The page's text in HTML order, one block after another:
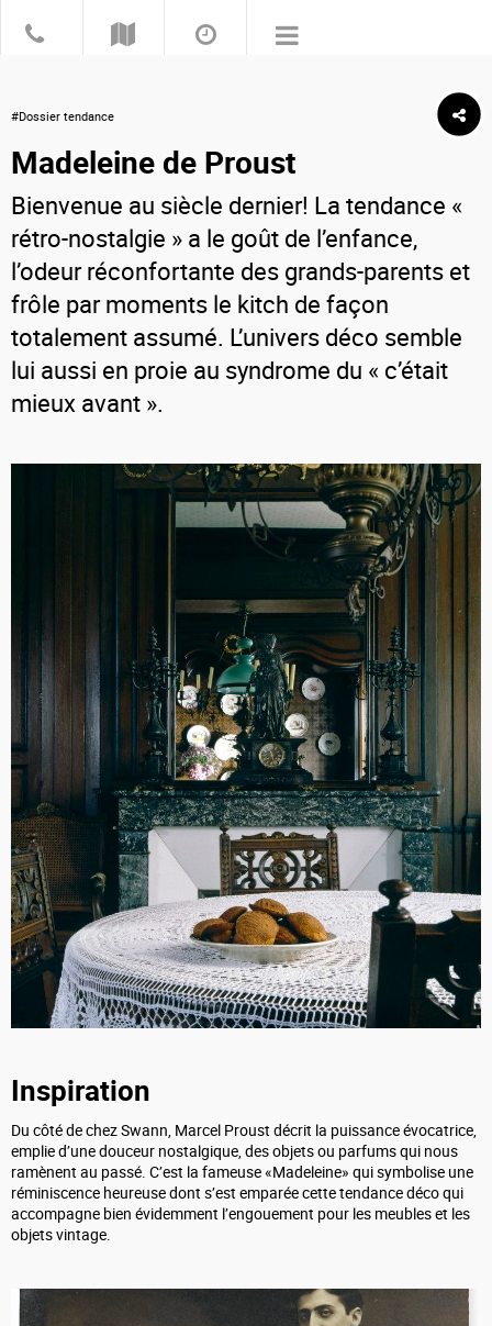
#Dossier tendance
Madeleine de Proust
Bienvenue au siècle dernier! La tendance «
rétro-nostalgie » a le goût de l’enfance,
l’odeur réconfortante des grands-parents et
frôle par moments le kitch de façon
totalement assumé. L’univers déco semble
lui aussi en proie au syndrome du « c’était
mieux avant ».
Inspiration
Du côté de chez Swann, Marcel Proust décrit la puissance évocatrice,
emplie d’une douceur nostalgique, des objets ou parfums qui nous
ramènent au passé. C’est la fameuse «Madeleine» qui symbolise une
réminiscence heureuse dont s’est emparée cette tendance déco qui
accompagne bien évidemment l’engouement pour les meubles et les
objets vintage.